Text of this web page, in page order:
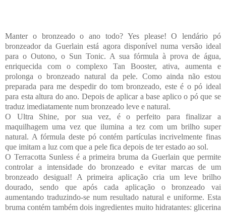
Manter o bronzeado o ano todo? Yes please! O lendário pó
bronzeador da Guerlain está agora disponível numa versão ideal
para o Outono, o Sun Tonic. A sua fórmula à prova de água,
enriquecida com o complexo Tan Booster, ativa, aumenta e
prolonga o bronzeado natural da pele. Como ainda não estou
preparada para me despedir do tom bronzeado, este é o pó ideal
para esta altura do ano. Depois de aplicar a base aplico o pó que se
traduz imediatamente num bronzeado leve e natural.
O Ultra Shine, por sua vez, é o perfeito para finalizar a
maquilhagem uma vez que ilumina a tez com um brilho super
natural. A fórmula deste pó contém partículas incrivelmente finas
que imitam a luz com que a pele fica depois de ter estado ao sol.
O Terracotta Sunless é a primeira bruma da Guerlain que permite
controlar a intensidade do bronzeado e evitar marcas de um
bronzeado desigual! A primeira aplicação cria um leve brilho
dourado, sendo que após cada aplicação o bronzeado vai
aumentando traduzindo-se num resultado natural e uniforme. Esta
bruma contém também dois ingredientes muito hidratantes: glicerina